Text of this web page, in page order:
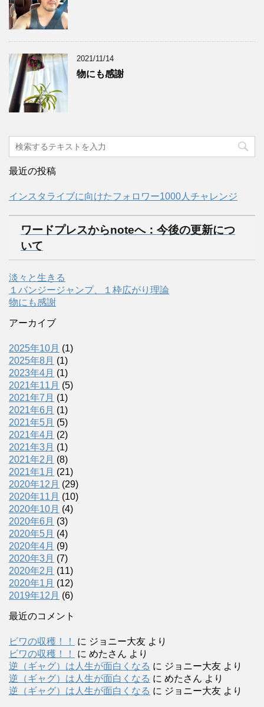
2021/11/14
物にも感謝
最近の投稿
インスタライブに向けたフォロワー1000人チャレンジ
ワードプレスからnoteへ：今後の更新につ
いて
淡々と生きる
１バンジージャンプ、１枠広がり理論
物にも感謝
アーカイブ
2025年10月 (1)
2025年8月 (1)
2023年4月 (1)
2021年11月 (5)
2021年7月 (1)
2021年6月 (1)
2021年5月 (5)
2021年4月 (2)
2021年3月 (1)
2021年2月 (8)
2021年1月 (21)
2020年12月 (29)
2020年11月 (10)
2020年10月 (4)
2020年6月 (3)
2020年5月 (4)
2020年4月 (9)
2020年3月 (7)
2020年2月 (11)
2020年1月 (12)
2019年12月 (6)
最近のコメント
ビワの収穫！！ に ジョニー大友 より
ビワの収穫！！
に めたさん より
逆（ギャグ）は人生が面白くなる に ジョニー大友 より
逆（ギャグ）は人生が面白くなる に めたさん より
逆（ギャグ）は人生が面白くなる に ジョニー大友 より